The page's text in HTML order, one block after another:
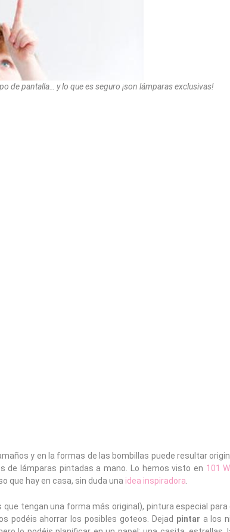
de pantalla… y lo que es seguro ¡son lámparas exclusivas!
y en la formas de las bombillas puede resultar
de lámparas pintadas a mano. Lo hemos visto en 101
que hay en casa, sin duda una idea inspiradora
tengan una forma más original), pintura especial
podéis ahorrar los posibles goteos. Dejad pintar a los